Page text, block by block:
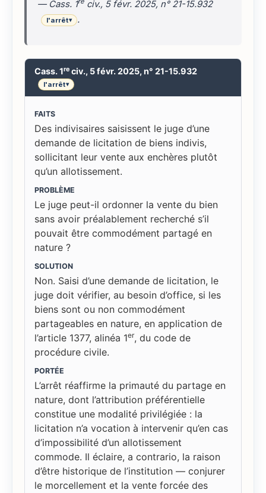
— Cass. 1 civ., 5 févr. 2025, n° 21-15.932
l'arrêt▾ .
Cass. 1re civ., 5 févr. 2025, n° 21-15.932
l'arrêt▾
FAITS
Des indivisaires saisissent le juge d’une
demande de licitation de biens indivis,
sollicitant leur vente aux enchères plutôt
qu’un allotissement.
PROBLÈME
Le juge peut-il ordonner la vente du bien
sans avoir préalablement recherché s’il
pouvait être commodément partagé en
nature ?
SOLUTION
Non. Saisi d’une demande de licitation, le
juge doit vérifier, au besoin d’office, si les
biens sont ou non commodément
partageables en nature, en application de
l’article 1377, alinéa 1er, du code de
procédure civile.
PORTÉE
L’arrêt réaffirme la primauté du partage en
nature, dont l’attribution préférentielle
constitue une modalité privilégiée : la
licitation n’a vocation à intervenir qu’en cas
d’impossibilité d’un allotissement
commode. Il éclaire, a contrario, la raison
d’être historique de l’institution — conjurer
le morcellement et la vente forcée des